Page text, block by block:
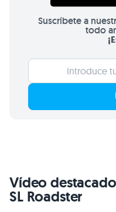
Suscríbete a
todo
Vídeo
SL Roadster